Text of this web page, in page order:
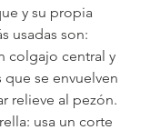
y su propia
usadas son:
colgajo central y
se envuelven
relieve al pezón.
usa un corte